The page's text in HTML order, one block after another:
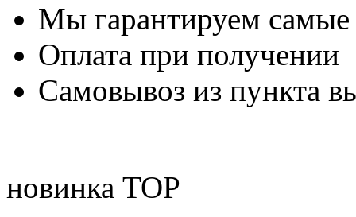
Мы гарантируем
Оплата при получении
Самовывоз из пункта
новинка TOP